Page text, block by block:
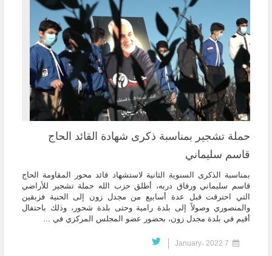
حملة تشجير بمناسبة ذكرى شهادة القائد الحاج
قاسم سليماني
بمناسبة الذكرى السنوية الثانية لاستشهاد قائد محور المقاومة الحاج
قاسم سليماني ورفاق دربه، أطلق حزب الله حملة تشجير للأراضي
التي احترقت قبل عدة أسابيع من مجدل زون إلى الحنية فزبقين
والمنصوري وصولاً إلى بلدة رامية وحتى بلدة شحور، وذلك باحتفال
أقيم في بلدة مجدل زون، بحضور عضو المجلس المركزي في ...